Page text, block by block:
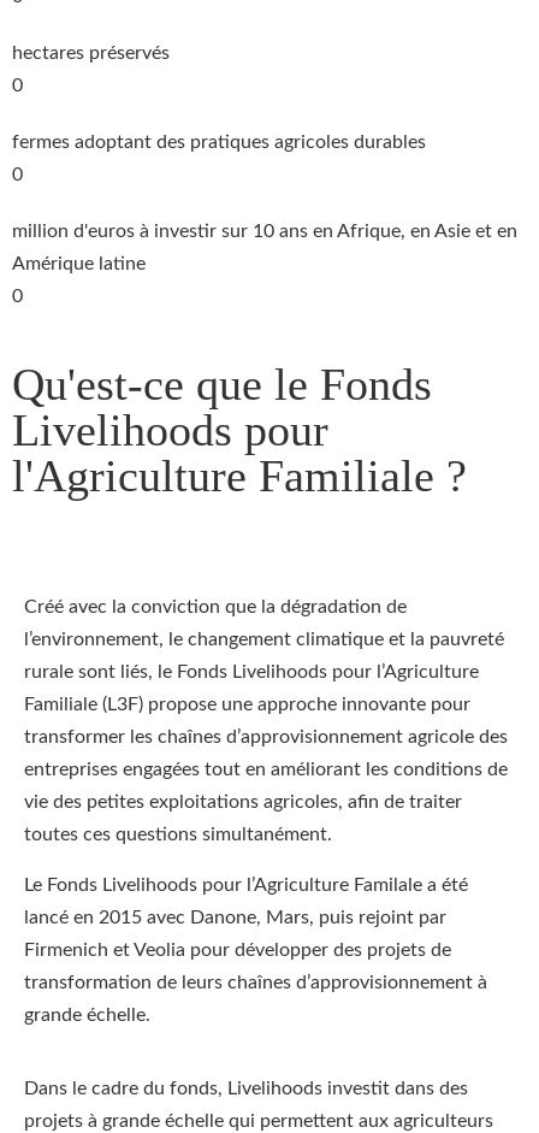
hectares préservés
0
fermes adoptant des pratiques agricoles durables
0
million d'euros à investir sur 10 ans en Afrique, en Asie et en
Amérique latine
0
Qu'est-ce que le Fonds
Livelihoods pour
l'Agriculture Familiale ?
Créé avec la conviction que la dégradation de
l’environnement, le changement climatique et la pauvreté
rurale sont liés, le Fonds Livelihoods pour l’Agriculture
Familiale (L3F) propose une approche innovante pour
transformer les chaînes d’approvisionnement agricole des
entreprises engagées tout en améliorant les conditions de
vie des petites exploitations agricoles, afin de traiter
toutes ces questions simultanément.
Le Fonds Livelihoods pour l’Agriculture Familale a été
lancé en 2015 avec Danone, Mars, puis rejoint par
Firmenich et Veolia pour développer des projets de
transformation de leurs chaînes d’approvisionnement à
grande échelle.
Dans le cadre du fonds, Livelihoods investit dans des
projets à grande échelle qui permettent aux agriculteurs